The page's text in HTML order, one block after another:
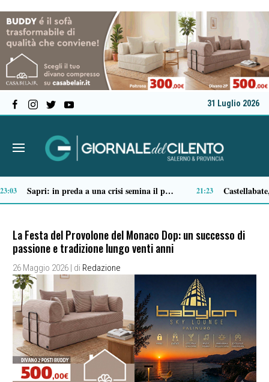
31 Luglio 2026
Tortorella celebra la Fiera di San Basilio: tra antichi mestieri, bestiame e la musica della Bandabardò 14:49
La Festa del Provolone del Monaco Dop: un successo di
passione e tradizione lungo venti anni
26 Maggio 2026 | di Redazione